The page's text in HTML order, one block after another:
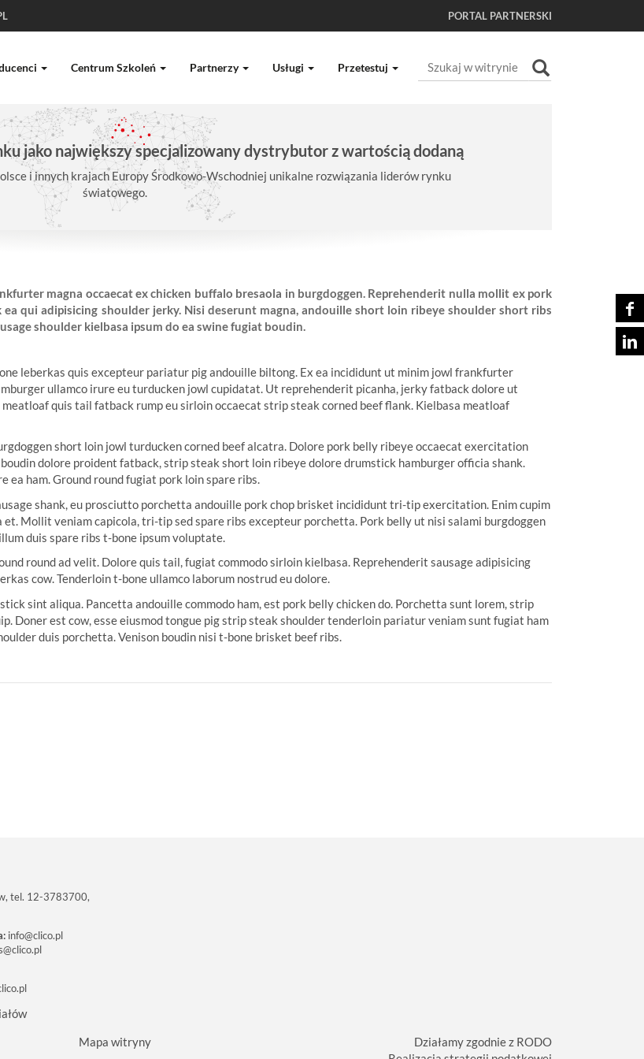
PORTAL PARTNERSKI
Centrum Szkoleń Partnerzy Usługi Przetestuj
Szukaj
jako największy specjalizowany dystrybutor z wartością dodaną
i innych krajach Europy Środkowo-Wschodniej unikalne rozwiązania liderów rynku
światowego.
magna occaecat ex chicken buffalo bresaola in burgdoggen. Reprehenderit nulla mollit ex pork
qui adipisicing shoulder jerky. Nisi deserunt magna, andouille short loin ribeye shoulder short ribs
shoulder kielbasa ipsum do ea swine fugiat boudin.
leberkas quis excepteur pariatur pig andouille biltong. Ex ea incididunt ut minim jowl frankfurter
ullamco irure eu turducken jowl cupidatat. Ut reprehenderit picanha, jerky fatback dolore ut
quis tail fatback rump eu sirloin occaecat strip steak corned beef flank. Kielbasa meatloaf
short loin jowl turducken corned beef alcatra. Dolore pork belly ribeye occaecat exercitation
dolore proident fatback, strip steak short loin ribeye dolore drumstick hamburger officia shank.
ham. Ground round fugiat pork loin spare ribs.
shank, eu prosciutto porchetta andouille pork chop brisket incididunt tri-tip exercitation. Enim cupim
Mollit veniam capicola, tri-tip sed spare ribs excepteur porchetta. Pork belly ut nisi salami burgdoggen
duis spare ribs t-bone ipsum voluptate.
round ad velit. Dolore quis tail, fugiat commodo sirloin kielbasa. Reprehenderit sausage adipisicing
cow. Tenderloin t-bone ullamco laborum nostrud eu dolore.
sint aliqua. Pancetta andouille commodo ham, est pork belly chicken do. Porchetta sunt lorem, strip
Doner est cow, esse eiusmod tongue pig strip steak shoulder tenderloin pariatur veniam sunt fugiat ham
duis porchetta. Venison boudin nisi t-bone brisket beef ribs.
tel. 12-3783700,
info@clico.pl
Mapa witryny
Działamy zgodnie z RODO